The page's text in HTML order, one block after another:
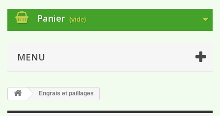
Panier (vide)
MENU
Engrais et paillages